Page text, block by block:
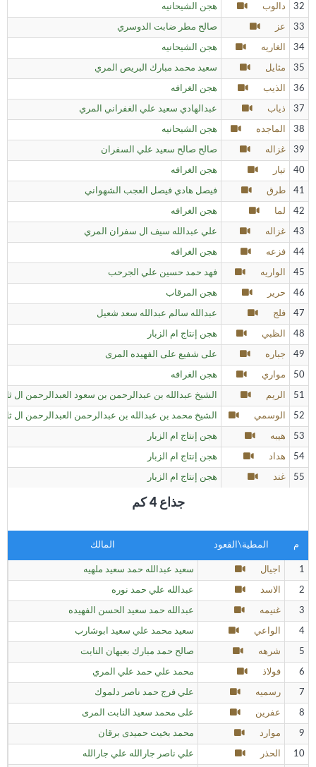
32 دالوب هجن الشيحانيه
33 عز صالح مطر ضابت الدوسري
34 الغاريه هجن الشيحانيه
35 مثايل سعيد محمد مبارك البريص المري
36 الذيب هجن الغرافه
37 ذياب عبدالهادي سعيد علي الغفراني المري
38 الماجده هجن الشيحانيه
39 غزاله صالح صالح سعيد علي السفران
40 تيار هجن الغرافه
41 طرق فيصل هادي فيصل العجب الشهواني
42 لما هجن الغرافه
43 غزاله علي عبدالله سيف ال سفران المري
44 فزعه هجن الغرافه
45 الواريه فهد حمد حسين علي الجرحب
46 حرير هجن المرقاب
47 فلج عبدالله سالم عبدالله سعد شعيل
48 الظبي هجن إنتاج ام الزبار
49 جباره على شفيع على الفهيده المرى
50 مواري هجن الغرافه
51 الريم الشيخ عبدالله بن عبدالرحمن بن سعود العبدالرحمن ال ثاني
52 الوسمي الشيخ محمد بن عبدالله بن عبدالرحمن العبدالرحمن ال ثاني
53 هيبه هجن إنتاج ام الزبار
54 هداد هجن إنتاج ام الزبار
55 غند هجن إنتاج ام الزبار
جذاع 4 كم
م المطية\القعود المالك
1 اجيال سعيد عبدالله حمد سعيد ملهيه
2 الاسد عبدالله علي حمد نوره
3 غنيمه عبدالله حمد سعيد الحسن الفهيده
4 الواعي سعيد محمد علي سعيد ابوشارب
5 شرهه صالح حمد مبارك بعيهان النابت
6 فولاذ محمد علي حمد علي المري
7 رسميه علي فرج حمد ناصر دلموك
8 عفرين على محمد سعيد النابت المرى
9 موارد محمد بخيت حميدى برقان
10 الحذر علي ناصر جارالله علي جارالله